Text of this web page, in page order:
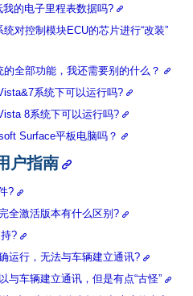
的电子里程表数据吗?
对控制模块ECU的芯片进行“改装”
全部功能，我还需要别的什么？
系统下可以运行吗?
8系统下可以运行吗?
Surface平板电脑吗？
户指南
?
全激活版本有什么区别?
?
运行，无法与车辆建立通讯?
与车辆建立通讯，但是有点“古怪”